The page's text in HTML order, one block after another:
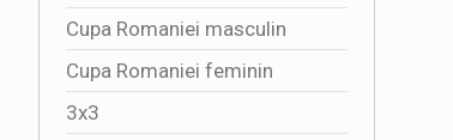
Cupa Romaniei masculin
Cupa Romaniei feminin
3x3